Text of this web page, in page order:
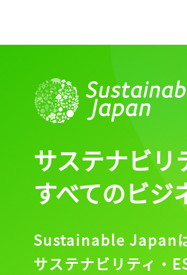
サステナビリ
すべてのビジ
Sustainable Japanは
サステナビリティ・